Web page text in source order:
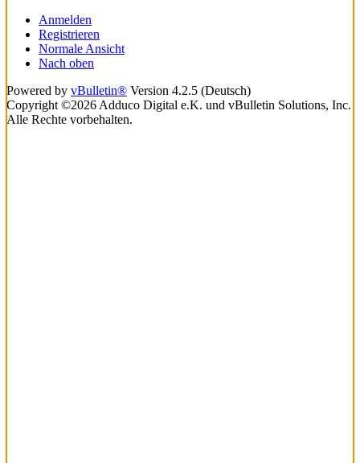
Anmelden
Registrieren
Normale Ansicht
Nach oben
Powered by vBulletin® Version 4.2.5 (Deutsch)
Copyright ©2026 Adduco Digital e.K. und vBulletin Solutions, Inc.
Alle Rechte vorbehalten.